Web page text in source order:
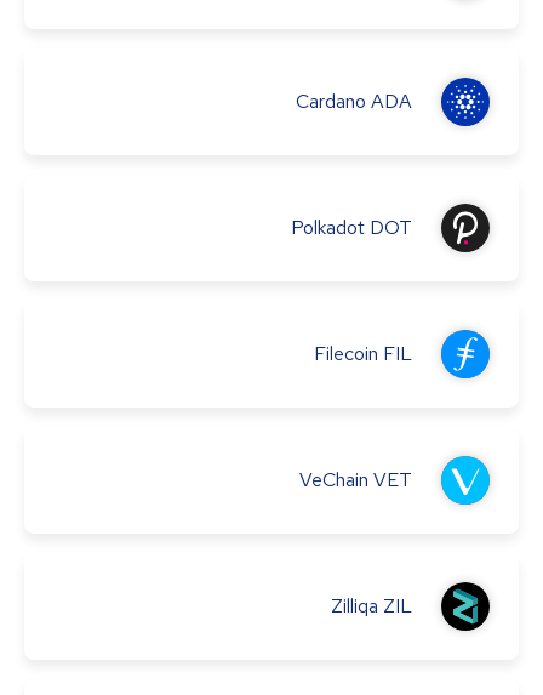
Cardano ADA
Polkadot DOT
Filecoin FIL
VeChain VET
Zilliqa ZIL